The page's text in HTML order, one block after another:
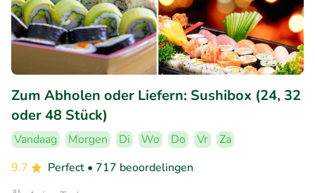
Zum Abholen oder Liefern: Sushibox (24, 32
oder 48 Stück)
Vandaag Morgen Di Wo Do Vr
Za
9.7
Perfect • 717 beoordelingen